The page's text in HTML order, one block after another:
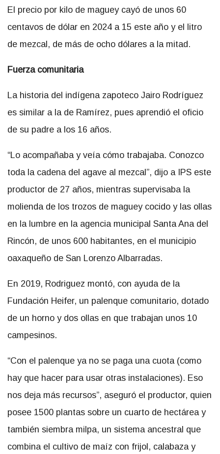
El precio por kilo de maguey cayó de unos 60
centavos de dólar en 2024 a 15 este año y el litro
de mezcal, de más de ocho dólares a la mitad.
Fuerza comunitaria
La historia del indígena zapoteco Jairo Rodríguez
es similar a la de Ramírez, pues aprendió el oficio
de su padre a los 16 años.
“Lo acompañaba y veía cómo trabajaba. Conozco
toda la cadena del agave al mezcal”, dijo a IPS este
productor de 27 años, mientras supervisaba la
molienda de los trozos de maguey cocido y las ollas
en la lumbre en la agencia municipal Santa Ana del
Rincón, de unos 600 habitantes, en el municipio
oaxaqueño de San Lorenzo Albarradas.
En 2019, Rodriguez montó, con ayuda de la
Fundación Heifer, un palenque comunitario, dotado
de un horno y dos ollas en que trabajan unos 10
campesinos.
“Con el palenque ya no se paga una cuota (como
hay que hacer para usar otras instalaciones). Eso
nos deja más recursos”, aseguró el productor, quien
posee 1500 plantas sobre un cuarto de hectárea y
también siembra milpa, un sistema ancestral que
combina el cultivo de maíz con frijol, calabaza y